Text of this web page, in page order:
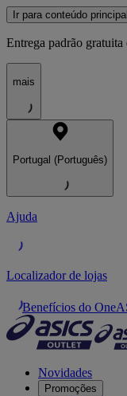
Ir para conteúdo principal
Entrega padrão gratuita
mais
Portugal (Português)
Ajuda
Localizador de lojas
Benefícios do
Novidades
Promoções